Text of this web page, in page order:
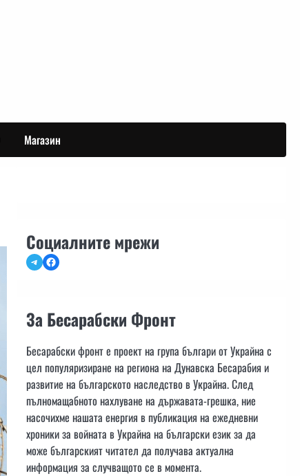
Магазин
Социалните мрежи
TelegramFacebook
За Бесарабски Фронт
Бесарабски фронт е проект на група българи от Украйна с
цел популяризиране на региона на Дунавска Бесарабия и
развитие на българското наследство в Украйна. След
пълномащабното нахлуване на държавата-грешка, ние
насочихме нашата енергия в публикация на ежедневни
хроники за войната в Украйна на български език за да
може българският читател да получава актуална
информация за случващото се в момента.